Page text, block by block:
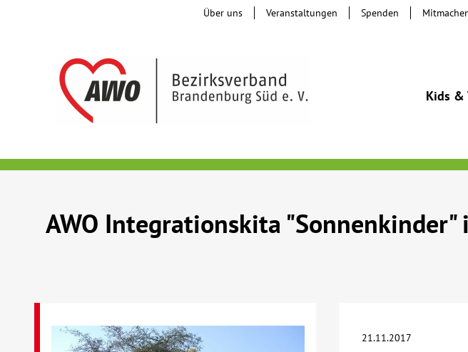
Kids &
Über uns Veranstaltungen Spenden
AWO Integrationskita "Sonnenkinder"
21.11.2017